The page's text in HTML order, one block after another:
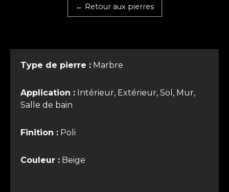
← Retour aux pierres
Type de pierre : Marbre
Application : Intérieur, Extérieur, Sol, Mur,
Salle de bain
Finition : Poli
Couleur : Beige